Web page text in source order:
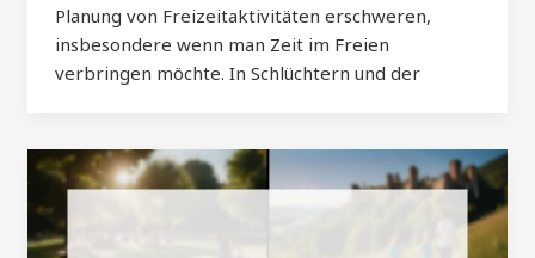
Planung von Freizeitaktivitäten erschweren,
insbesondere wenn man Zeit im Freien
verbringen möchte. In Schlüchtern und der